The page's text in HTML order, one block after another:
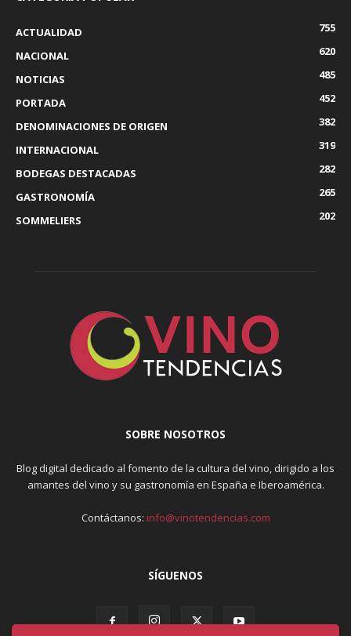
ACTUALIDAD
755
NACIONAL
620
NOTICIAS
485
PORTADA
452
DENOMINACIONES DE ORIGEN
382
INTERNACIONAL
319
BODEGAS DESTACADAS
282
GASTRONOMÍA
265
SOMMELIERS
202
SOBRE NOSOTROS
Blog digital dedicado al fomento de la cultura del vino, dirigido a los
amantes del vino y su gastronomía en España e Iberoamérica.
Contáctanos: info@vinotendencias.com
SÍGUENOS